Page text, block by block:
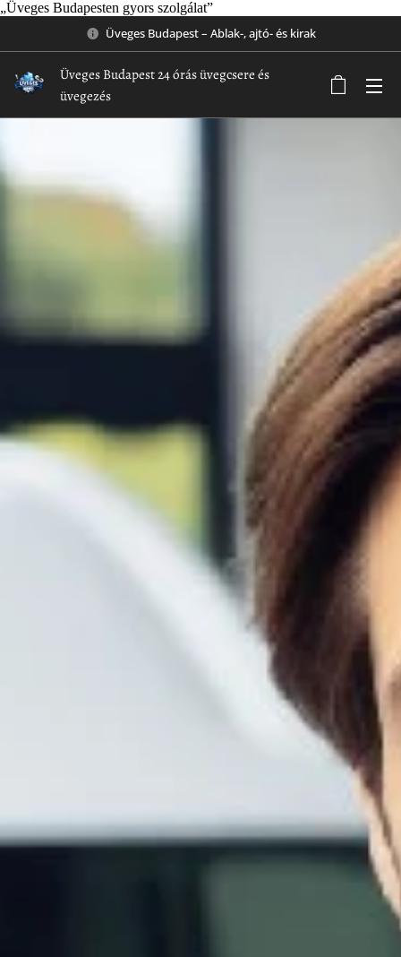
„Üveges Budapesten gyors szolgálat”
Üveges Budapest – Ablak-, ajtó- és kirak
Üveges Budapest 24 órás üvegcsere és
üvegezés